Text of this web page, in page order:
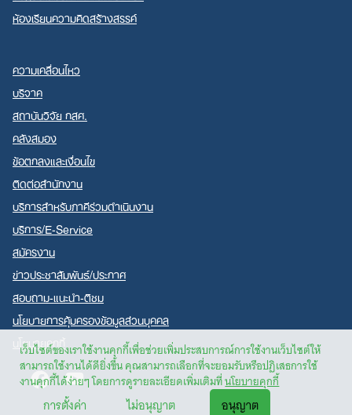
เว็บไซต์ของเราใช้งานคุกกี้เพื่อช่วยเพิ่มประสบการณ์การใช้งานเว็บไซต์ให้
สามารถใช้งานได้ดียิ่งขึ้น คุณสามารถเลือกที่จะยอมรับหรือปฏิเสธการใช้
งานคุกกี้ได้ง่ายๆ โดยการดูรายละเอียดเพิ่มเติมที่นโยบายคุกกี้
การตั้งค่า ไม่อนุญาต อนุญาต
ห้องเรียนความคิดสร้างสรรค์
ความเคลื่อนไหว
บริจาค
สถาบันวิจัย กสศ.
คลังสมอง
ข้อตกลงและเงื่อนไข
ติดต่อสำนักงาน
บริการสำหรับภาคีร่วมดำเนินงาน
บริการ/E-Service
สมัครงาน
ข่าวประชาสัมพันธ์/ประกาศ
สอบถาม-แนะนำ-ติชม
นโยบายการคุ้มครองข้อมูลส่วนบุคคล
นโยบายคุกกี้
FacebookYoutube